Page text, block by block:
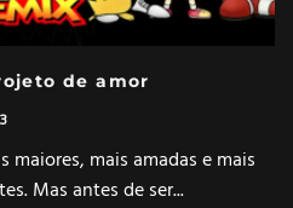
de amor
maiores, mais amadas e mais
Mas antes de ser...